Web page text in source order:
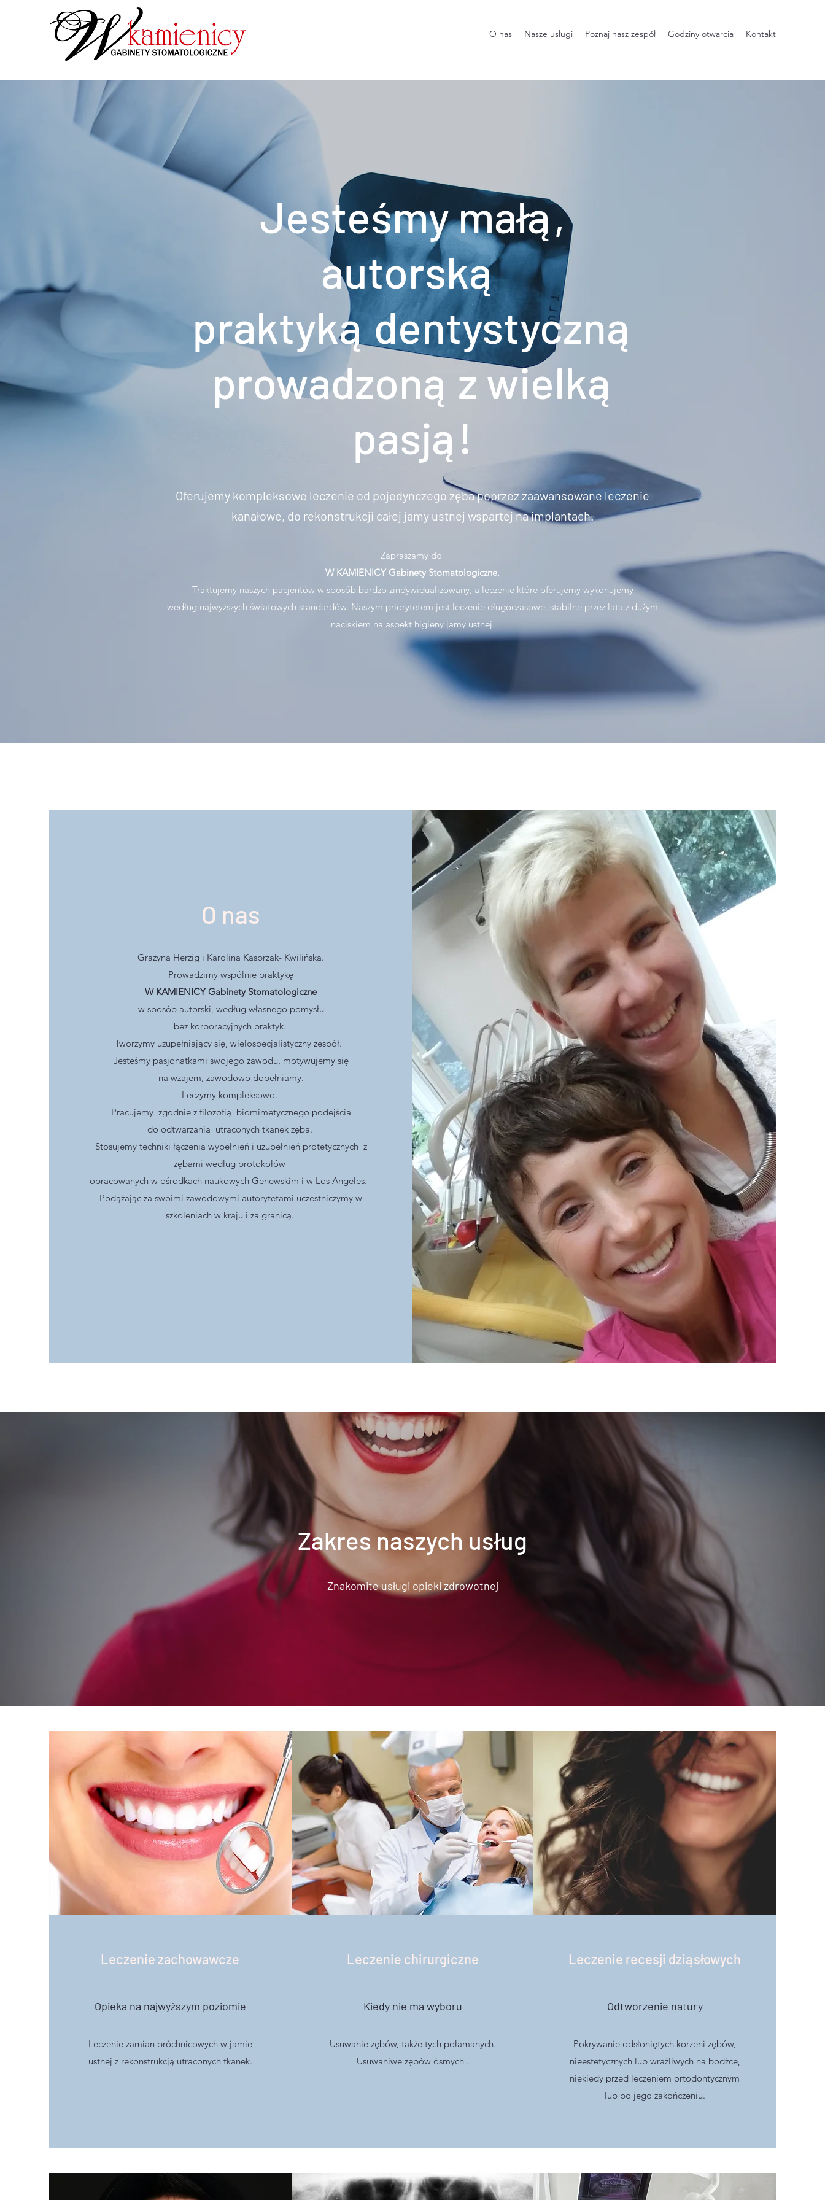
O nas Nasze usługi Poznaj nasz zespół Godziny otwarcia Kontakt
Jesteśmy małą,
autorską
praktyką dentystyczną
prowadzoną z wielką
pasją!
Oferujemy kompleksowe leczenie od pojedynczego zęba poprzez zaawansowane leczenie
kanałowe, do rekonstrukcji całej jamy ustnej wspartej na implantach.
Zapraszamy do
W KAMIENICY Gabinety Stomatologiczne.
Traktujemy naszych pacjentów w sposób bardzo zindywidualizowany, a leczenie które oferujemy wykonujemy
według najwyższych światowych standardów. Naszym priorytetem jest leczenie długoczasowe, stabilne przez lata z dużym
naciskiem na aspekt higieny jamy ustnej.
O nas
Grażyna Herzig i Karolina Kasprzak- Kwilińska.
Prowadzimy wspólnie praktykę
W KAMIENICY Gabinety Stomatologiczne
w sposób autorski, według własnego pomysłu
bez korporacyjnych praktyk.
Tworzymy uzupełniający się, wielospecjalistyczny zespół.
Jesteśmy pasjonatkami swojego zawodu, motywujemy się
na wzajem, zawodowo dopełniamy.
Leczymy kompleksowo.
Pracujemy zgodnie z filozofią biomimetycznego podejścia
do odtwarzania utraconych tkanek zęba.
Stosujemy techniki łączenia wypełnień i uzupełnień protetycznych z
zębami według protokołów
opracowanych w ośrodkach naukowych Genewskim i w Los Angeles.
Podążając za swoimi zawodowymi autorytetami uczestniczymy w
szkoleniach w kraju i za granicą.
Zakres naszych usług
Znakomite usługi opieki zdrowotnej
Leczenie zachowawcze
Opieka na najwyższym poziomie
Leczenie zamian próchnicowych w jamie
ustnej z rekonstrukcją utraconych tkanek.
Leczenie chirurgiczne
Kiedy nie ma wyboru
Usuwanie zębów, także tych połamanych.
Usuwaniwe zębów ósmych .
Leczenie recesji dziąsłowych
Odtworzenie natury
Pokrywanie odsłoniętych korzeni zębów,
nieestetycznych lub wrażliwych na bodźce,
niekiedy przed leczeniem ortodontycznym
lub po jego zakończeniu.